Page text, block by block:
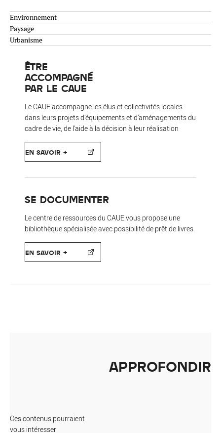
Environnement
Paysage
Urbanisme
ÊTRE
ACCOMPAGNÉ
PAR LE CAUE
Le CAUE accompagne les élus et collectivités locales
dans leurs projets d’équipements et d’aménagements du
cadre de vie, de l’aide à la décision à leur réalisation
EN SAVOIR +
SE DOCUMENTER
Le centre de ressources du CAUE vous propose une
bibliothèque spécialisée avec possibilité de prêt de livres.
EN SAVOIR +
APPROFONDIR
Ces contenus pourraient
vous intéresser